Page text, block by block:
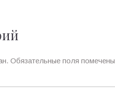
Обязательные поля помечены